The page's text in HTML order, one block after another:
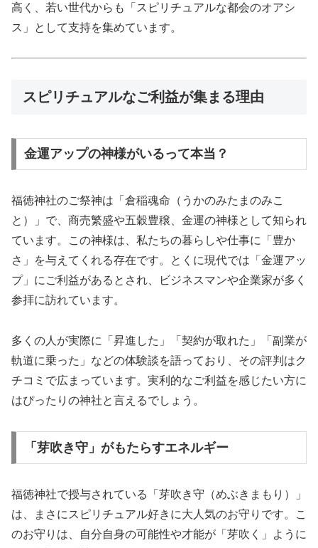
高く、若い世代からも「スピリチュアルな都会のオアシ
ス」として支持を集めています。
スピリチュアルなご利益が集まる理由
金運アップの神様がいるって本当？
福徳神社のご祭神は「倉稲魂命（うかのみたまのみこ
と）」で、商売繁盛や五穀豊穣、金運の神様として知られ
ています。この神様は、私たちの暮らしや仕事に「豊か
さ」を与えてくれる存在です。とくに現代では「金運アッ
プ」にご利益があるとされ、ビジネスマンや企業家が多く
参拝に訪れています。
多くの人が実際に「昇進した」「契約が取れた」「副業が
軌道に乗った」などの体験談を語っており、その評判はク
チコミで広まっています。実利的なご利益を感じたい方に
はぴったりの神社と言えるでしょう。
「芽吹き守」がもたらすエネルギー
福徳神社で授与されている「芽吹き守（めぶきまもり）」
は、まさにスピリチュアル好きに大人気のお守りです。こ
のお守りは、自分自身の可能性や才能が「芽吹く」ように